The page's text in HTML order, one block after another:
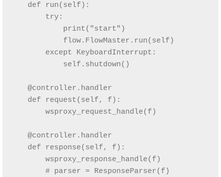
    def run(self):
        try:
            print("start")
            flow.FlowMaster.run(self)
        except KeyboardInterrupt:
            self.shutdown()
    @controller.handler
    def request(self, f):
        wsproxy_request_handle(f)
    @controller.handler
    def response(self, f):
        wsproxy_response_handle(f)
        # parser = ResponseParser(f)